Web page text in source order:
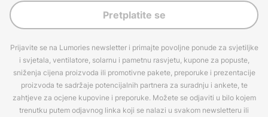
Pretplatite se
Prijavite se na Lumories newsletter i primajte povoljne ponude za svjetiljke
i svjetala, ventilatore, solarnu i pametnu rasvjetu, kupone za popuste,
sniženja cijena proizvoda ili promotivne pakete, preporuke i prezentacije
proizvoda te sadržaje potencijalnih partnera za suradnju i ankete, te
zahtjeve za ocjene kupovine i preporuke. Možete se odjaviti u bilo kojem
trenutku putem odjavnog linka koji se nalazi u svakom newsletteru ili